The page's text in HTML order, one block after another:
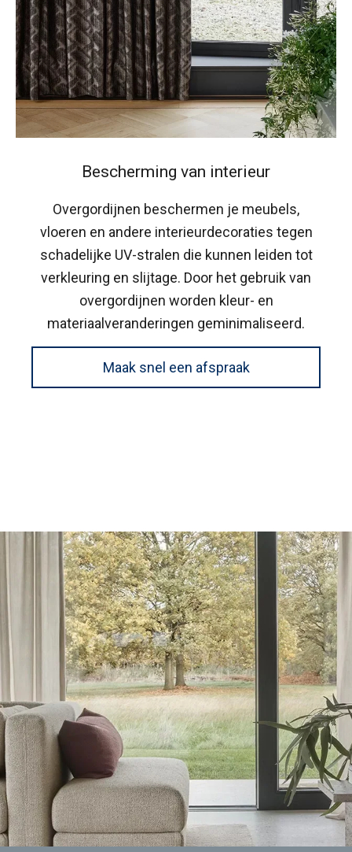
Bescherming van interieur
Overgordijnen beschermen je meubels,
vloeren en andere interieurdecoraties tegen
schadelijke UV-stralen die kunnen leiden tot
verkleuring en slijtage. Door het gebruik van
overgordijnen worden kleur- en
materiaalveranderingen geminimaliseerd.
Maak snel een afspraak